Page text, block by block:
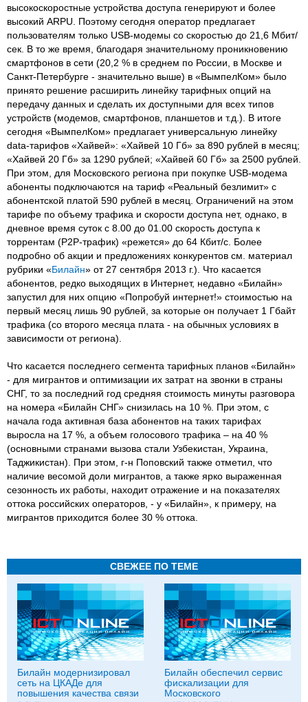
высокоскоростные устройства доступа генерируют и более
высокий ARPU. Поэтому сегодня оператор предлагает
пользователям только USB-модемы со скоростью до 21,6 Мбит/
сек. В то же время, благодаря значительному проникновению
смартфонов в сети (20,2 % в среднем по России, в Москве и
Санкт-Петербурге - значительно выше) в «ВымпелКом» было
принято решение расширить линейку тарифных опций на
передачу данных и сделать их доступными для всех типов
устройств (модемов, смартфонов, планшетов и т.д.). В итоге
сегодня «ВымпелКом» предлагает универсальную линейку
data-тарифов «Хайвей»: «Хайвей 10 Гб» за 890 рублей в месяц;
«Хайвей 20 Гб» за 1290 рублей; «Хайвей 60 Гб» за 2500 рублей.
При этом, для Московского региона при покупке USB-модема
абоненты подключаются на тариф «Реальный безлимит» с
абонентской платой 590 рублей в месяц. Ограничений на этом
тарифе по объему трафика и скорости доступа нет, однако, в
дневное время суток с 8.00 до 01.00 скорость доступа к
торрентам (Р2Р-трафик) «режется» до 64 Кбит/с. Более
подробно об акции и предложениях конкурентов см. материал
рубрики «Билайн» от 27 сентября 2013 г.). Что касается
абонентов, редко выходящих в Интернет, недавно «Билайн»
запустил для них опцию «Попробуй интернет!» стоимостью на
первый месяц лишь 90 рублей, за которые он получает 1 Гбайт
трафика (со второго месяца плата - на обычных условиях в
зависимости от региона).
Что касается последнего сегмента тарифных планов «Билайн»
- для мигрантов и оптимизации их затрат на звонки в страны
СНГ, то за последний год средняя стоимость минуты разговора
на номера «Билайн СНГ» снизилась на 10 %. При этом, с
начала года активная база абонентов на таких тарифах
выросла на 17 %, а объем голосового трафика – на 40 %
(основными странами вызова стали Узбекистан, Украина,
Таджикистан). При этом, г-н Поповский также отметил, что
наличие весомой доли мигрантов, а также ярко выраженная
сезонность их работы, находит отражение и на показателях
оттока российских операторов, - у «Билайн», к примеру, на
мигрантов приходится более 30 % оттока.
СВЕЖЕЕ ПО ТЕМЕ
Билайн модернизировал
сеть на ЦКАДе для
повышения качества связи
Билайн обеспечил сервис
фискализации для
Московского